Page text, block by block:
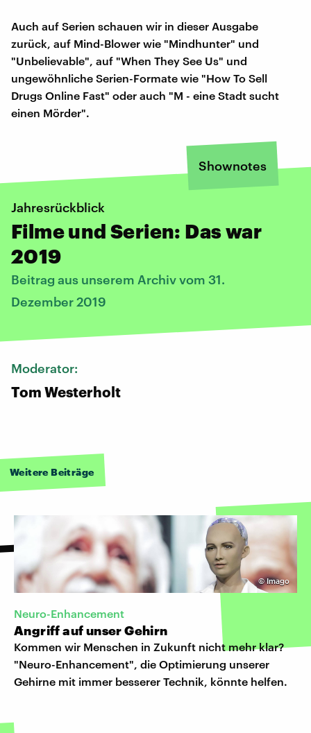
Auch auf Serien schauen wir in dieser Ausgabe
zurück, auf Mind-Blower wie "Mindhunter" und
"Unbelievable", auf "When They See Us" und
ungewöhnliche Serien-Formate wie "How To Sell
Drugs Online Fast" oder auch "M - eine Stadt sucht
einen Mörder".
Shownotes
Jahresrückblick
Filme und Serien: Das war
2019
Beitrag aus unserem Archiv vom 31.
Dezember 2019
Moderator:
Tom Westerholt
Weitere Beiträge
©Imago
Neuro-Enhancement
Angriff auf unser Gehirn
Kommen wir Menschen in Zukunft nicht mehr klar?
"Neuro-Enhancement", die Optimierung unserer
Gehirne mit immer besserer Technik, könnte helfen.